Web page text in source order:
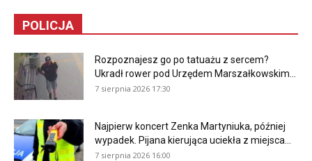
POLICJA
Rozpoznajesz go po tatuażu z sercem?
Ukradł rower pod Urzędem Marszałkowskim...
7 sierpnia 2026 17:30
Najpierw koncert Zenka Martyniuka, później
wypadek. Pijana kierująca uciekła z miejsca...
7 sierpnia 2026 16:00